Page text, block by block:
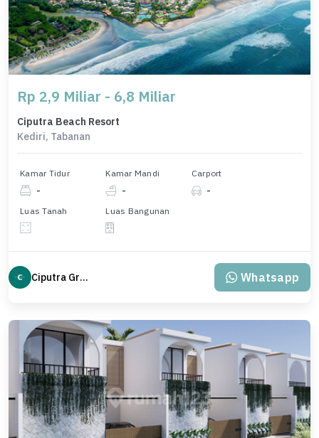
Rp 2,9 Miliar - 6,8 Miliar
Ciputra Beach Resort
Kediri, Tabanan
Kamar Tidur
-
Kamar Mandi
-
Carport
-
Luas Tanah Luas Bangunan
Ciputra Group Whatsapp